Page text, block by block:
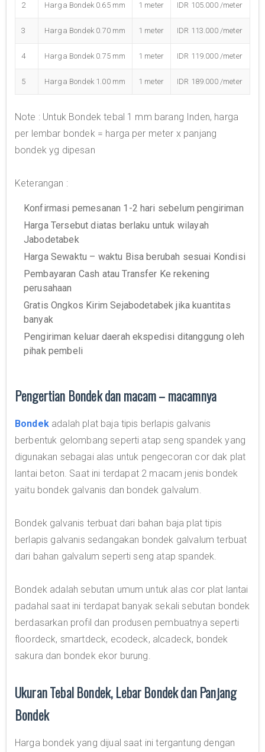
2 Harga Bondek 0.65 mm 1 meter IDR 105.000 /meter
3 Harga Bondek 0.70 mm 1 meter IDR 113.000 /meter
4 Harga Bondek 0.75 mm 1 meter IDR 119.000 /meter
5 Harga Bondek 1.00 mm 1 meter IDR 189.000 /meter
Note : Untuk Bondek tebal 1 mm barang Inden, harga
per lembar bondek = harga per meter x panjang
bondek yg dipesan
Keterangan :
Konfirmasi pemesanan 1-2 hari sebelum pengiriman
Harga Tersebut diatas berlaku untuk wilayah
Jabodetabek
Harga Sewaktu – waktu Bisa berubah sesuai Kondisi
Pembayaran Cash atau Transfer Ke rekening
perusahaan
Gratis Ongkos Kirim Sejabodetabek jika kuantitas
banyak
Pengiriman keluar daerah ekspedisi ditanggung oleh
pihak pembeli
Pengertian Bondek dan macam – macamnya
Bondekadalah plat baja tipis berlapis galvanis
berbentuk gelombang seperti atap seng spandek yang
digunakan sebagai alas untuk pengecoran cor dak plat
lantai beton. Saat ini terdapat 2 macam jenis bondek
yaitu bondek galvanis dan bondek galvalum.
Bondek galvanis terbuat dari bahan baja plat tipis
berlapis galvanis sedangakan bondek galvalum terbuat
dari bahan galvalum seperti seng atap spandek.
Bondek adalah sebutan umum untuk alas cor plat lantai
padahal saat ini terdapat banyak sekali sebutan bondek
berdasarkan profil dan produsen pembuatnya seperti
floordeck, smartdeck, ecodeck, alcadeck, bondek
sakura dan bondek ekor burung.
Ukuran Tebal Bondek, Lebar Bondek dan Panjang
Bondek
Harga bondek yang dijual saat ini tergantung dengan